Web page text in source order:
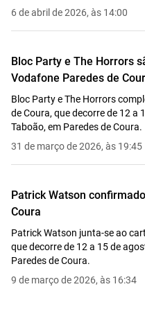
6 de abril de 2026, às 14:00
Bloc Party e The Horrors
Vodafone Paredes de
Bloc Party e The Horrors
de Coura, que decorre de 12 a
Taboão, em Paredes de Coura.
31 de março de 2026, às 19:45
Patrick Watson
Coura
Patrick Watson junta-se ao
que decorre de 12 a 15 de
Paredes de Coura.
9 de março de 2026, às 16:34